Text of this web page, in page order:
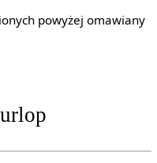
powyżej omawiany